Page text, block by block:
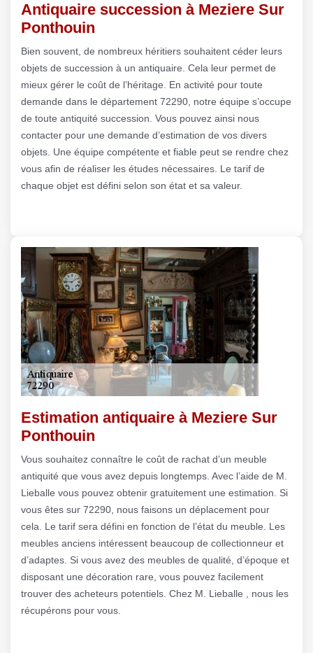
Antiquaire succession à Meziere Sur
Ponthouin
Bien souvent, de nombreux héritiers souhaitent céder leurs
objets de succession à un antiquaire. Cela leur permet de
mieux gérer le coût de l’héritage. En activité pour toute
demande dans le département 72290, notre équipe s’occupe
de toute antiquité succession. Vous pouvez ainsi nous
contacter pour une demande d’estimation de vos divers
objets. Une équipe compétente et fiable peut se rendre chez
vous afin de réaliser les études nécessaires. Le tarif de
chaque objet est défini selon son état et sa valeur.
Estimation antiquaire à Meziere Sur
Ponthouin
Vous souhaitez connaître le coût de rachat d’un meuble
antiquité que vous avez depuis longtemps. Avec l’aide de M.
Lieballe vous pouvez obtenir gratuitement une estimation. Si
vous êtes sur 72290, nous faisons un déplacement pour
cela. Le tarif sera défini en fonction de l’état du meuble. Les
meubles anciens intéressent beaucoup de collectionneur et
d’adaptes. Si vous avez des meubles de qualité, d’époque et
disposant une décoration rare, vous pouvez facilement
trouver des acheteurs potentiels. Chez M. Lieballe , nous les
récupérons pour vous.